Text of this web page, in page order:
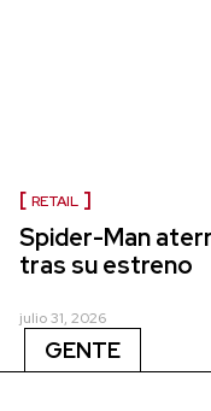
RETAIL
Spider-Man
tras su estreno
julio 31, 2026
GENTE